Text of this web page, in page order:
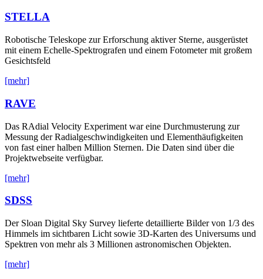
STELLA
Robotische Teleskope zur Erforschung aktiver Sterne, ausgerüstet
mit einem Echelle-Spektrografen und einem Fotometer mit großem
Gesichtsfeld
[mehr]
RAVE
Das RAdial Velocity Experiment war eine Durchmusterung zur
Messung der Radialgeschwindigkeiten und Elementhäufigkeiten
von fast einer halben Million Sternen. Die Daten sind über die
Projektwebseite verfügbar.
[mehr]
SDSS
Der Sloan Digital Sky Survey lieferte detaillierte Bilder von 1/3 des
Himmels im sichtbaren Licht sowie 3D-Karten des Universums und
Spektren von mehr als 3 Millionen astronomischen Objekten.
[mehr]